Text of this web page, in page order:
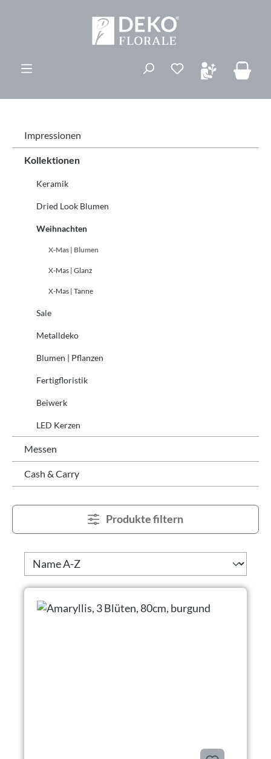
Du hast 0
Impressionen
Kollektionen
Keramik
Dried Look Blumen
Weihnachten
X-Mas | Blumen
X-Mas | Glanz
X-Mas | Tanne
Sale
Metalldeko
Blumen | Pflanzen
Fertigfloristik
Beiwerk
LED Kerzen
Messen
Cash & Carry
Produkte filtern